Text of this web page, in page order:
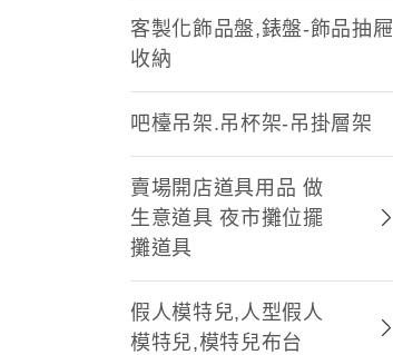
客製化飾品盤,錶盤-飾品抽屜
收納
吧檯吊架.吊杯架-吊掛層架
賣場開店道具用品 做
生意道具 夜市攤位擺
攤道具
假人模特兒,人型假人
模特兒,模特兒布台